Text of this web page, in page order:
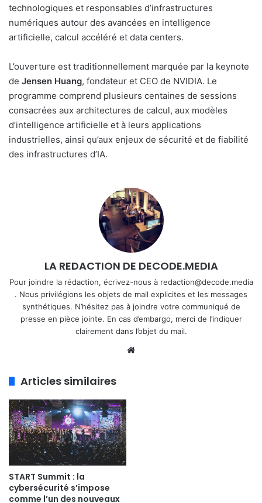
technologiques et responsables d’infrastructures
numériques autour des avancées en intelligence
artificielle, calcul accéléré et data centers.
L’ouverture est traditionnellement marquée par la keynote
de Jensen Huang, fondateur et CEO de NVIDIA. Le
programme comprend plusieurs centaines de sessions
consacrées aux architectures de calcul, aux modèles
d’intelligence artificielle et à leurs applications
industrielles, ainsi qu’aux enjeux de sécurité et de fiabilité
des infrastructures d’IA.
LA REDACTION DE DECODE.MEDIA
Pour joindre la rédaction, écrivez-nous à redaction@decode.media
. Nous privilégions les objets de mail explicites et les messages
synthétiques. N’hésitez pas à joindre votre communiqué de
presse en pièce jointe. En cas d’embargo, merci de l’indiquer
clairement dans l’objet du mail.
Articles similaires
START Summit : la
cybersécurité s’impose
comme l’un des nouveaux